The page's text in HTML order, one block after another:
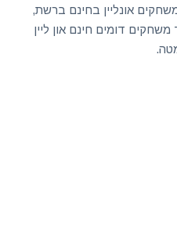
אונליין בחינם ברשת,
דומים חינם און ליין